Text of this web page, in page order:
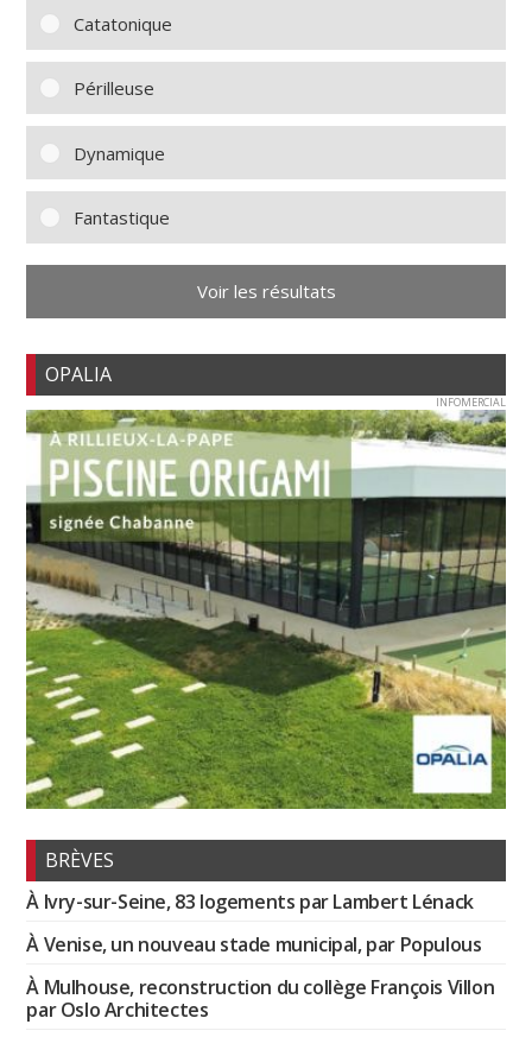
Catatonique
Périlleuse
Dynamique
Fantastique
Voir les résultats
OPALIA
INFOMERCIAL
BRÈVES
À Ivry-sur-Seine, 83 logements par Lambert Lénack
À Venise, un nouveau stade municipal, par Populous
À Mulhouse, reconstruction du collège François Villon
par Oslo Architectes